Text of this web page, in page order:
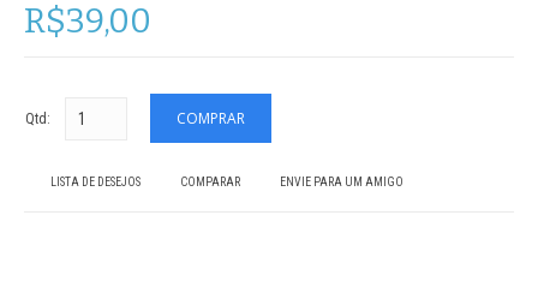
R$39,00
Qtd:
LISTA DE DESEJOS COMPARAR ENVIE PARA UM AMIGO